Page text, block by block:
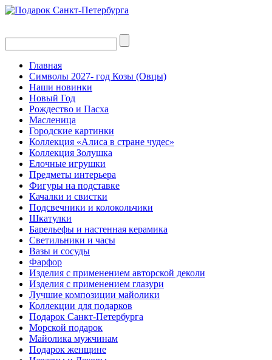
Главная
Символы 2027- год Козы (Овцы)
Наши новинки
Новый Год
Рождество и Пасха
Масленица
Городские картинки
Коллекция «Алиса в стране чудес»
Коллекция Золушка
Елочные игрушки
Предметы интерьера
Фигуры на подставке
Качалки и свистки
Подсвечники и колокольчики
Шкатулки
Барельефы и настенная керамика
Светильники и часы
Вазы и сосуды
Фарфор
Изделия с применением авторской деколи
Изделия с применением глазури
Лучшие композиции майолики
Коллекции для подарков
Подарок Санкт-Петербурга
Морской подарок
Майолика мужчинам
Подарок женщине